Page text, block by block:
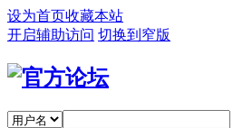
设为首页收藏本站
开启辅助访问 切换到窄版